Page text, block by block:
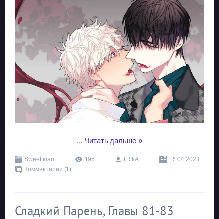
... Читать дальше »
Sweet man 195 TRikA
15.04.2023
Комментарии (1)
Сладкий Парень, Главы 81-83